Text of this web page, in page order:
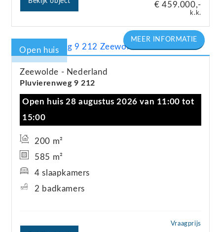
€ 459.000,-
k.k.
Open huis
Pluvierenweg 9 212
Zeewolde Nederland
Vraagprijs
Open huis 28 augustus 2026 van 11:00 tot
15:00
200 m²
585 m²
4 slaapkamers
2 badkamers